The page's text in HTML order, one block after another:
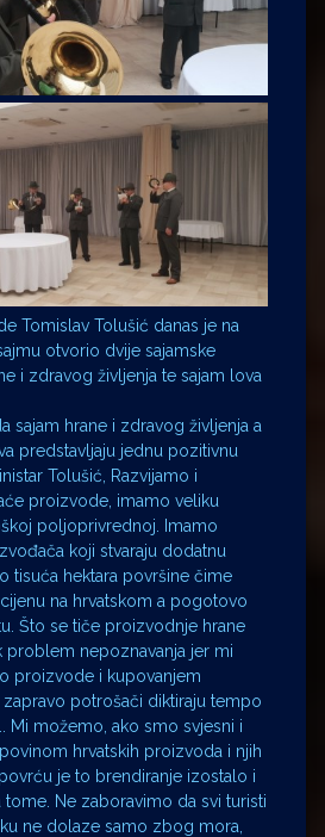
Tomislav Tolušić danas je na
otvorio dvije sajamske
i zdravog življenja te sajam lova
sajam hrane i zdravog življenja a
predstavljaju jednu pozitivnu
Tolušić, Razvijamo i
proizvode, imamo veliku
poljoprivrednoj. Imamo
koji stvaraju dodatnu
tisuća hektara površine čime
na hrvatskom a pogotovo
Što se tiče proizvodnje hrane
problem nepoznavanja jer mi
proizvode i kupovanjem
potrošači diktiraju tempo
Mi možemo, ako smo svjesni i
hrvatskih proizvoda i njih
je to brendiranje izostalo i
Ne zaboravimo da svi turisti
ne dolaze samo zbog mora,